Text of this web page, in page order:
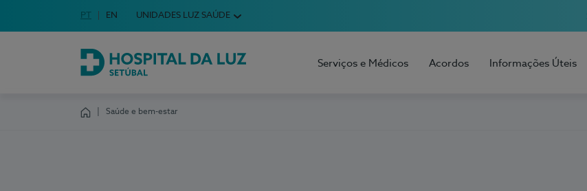
Escolha o seu idioma
Idioma em Português
PT English Language
EN UNIDADES LUZ SAÚDE
Hospital da Luz Setúbal
Serviços e Médicos Acordos Informações Úteis
Saúde e bem-estar